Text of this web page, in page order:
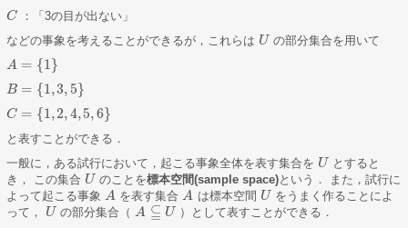
C
C
：「3の目が出ない」
などの事象を考えることができるが，これらは U
U の部分集合を用いて
A = {1 }
A= {1
B = {1 ,3, 5}
B= {1 3 ,5}
C = {1 , 2, 4,5, 6}
C= {1 2 ,4,5,6}
と表すことができる．
一般に，ある試行において，起こる事象全体を表す集合を U
U とすると
き， この集合 U
U のことを標本空間(sample space)という． また，試行に
よって起こる事象 A
A を表す集合 A
A は標本空間 U
U をうまく作ることによ
って，
U
U の部分集合（ A ⫅ U
A⫅U
）として表すことができる．